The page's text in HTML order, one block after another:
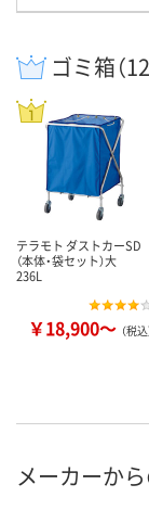
ゴミ箱（
テラモト ダストカーSD
（本体・袋セット）大
236L
￥18,900～ （税込
メーカーか